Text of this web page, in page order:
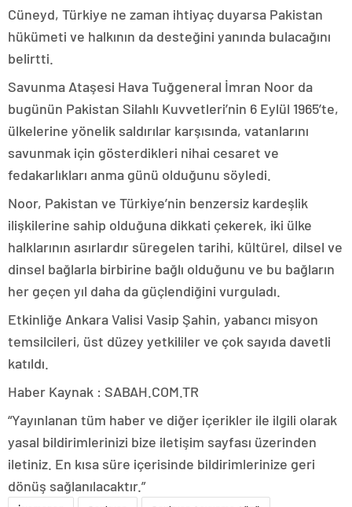
Cüneyd, Türkiye ne zaman ihtiyaç duyarsa Pakistan
hükümeti ve halkının da desteğini yanında bulacağını
belirtti.
Savunma Ataşesi Hava Tuğgeneral İmran Noor da
bugünün Pakistan Silahlı Kuvvetleri’nin 6 Eylül 1965’te,
ülkelerine yönelik saldırılar karşısında, vatanlarını
savunmak için gösterdikleri nihai cesaret ve
fedakarlıkları anma günü olduğunu söyledi.
Noor, Pakistan ve Türkiye’nin benzersiz kardeşlik
ilişkilerine sahip olduğuna dikkati çekerek, iki ülke
halklarının asırlardır süregelen tarihi, kültürel, dilsel ve
dinsel bağlarla birbirine bağlı olduğunu ve bu bağların
her geçen yıl daha da güçlendiğini vurguladı.
Etkinliğe Ankara Valisi Vasip Şahin, yabancı misyon
temsilcileri, üst düzey yetkililer ve çok sayıda davetli
katıldı.
Haber Kaynak : SABAH.COM.TR
“Yayınlanan tüm haber ve diğer içerikler ile ilgili olarak
yasal bildirimlerinizi bize iletişim sayfası üzerinden
iletiniz. En kısa süre içerisinde bildirimlerinize geri
dönüş sağlanılacaktır.”